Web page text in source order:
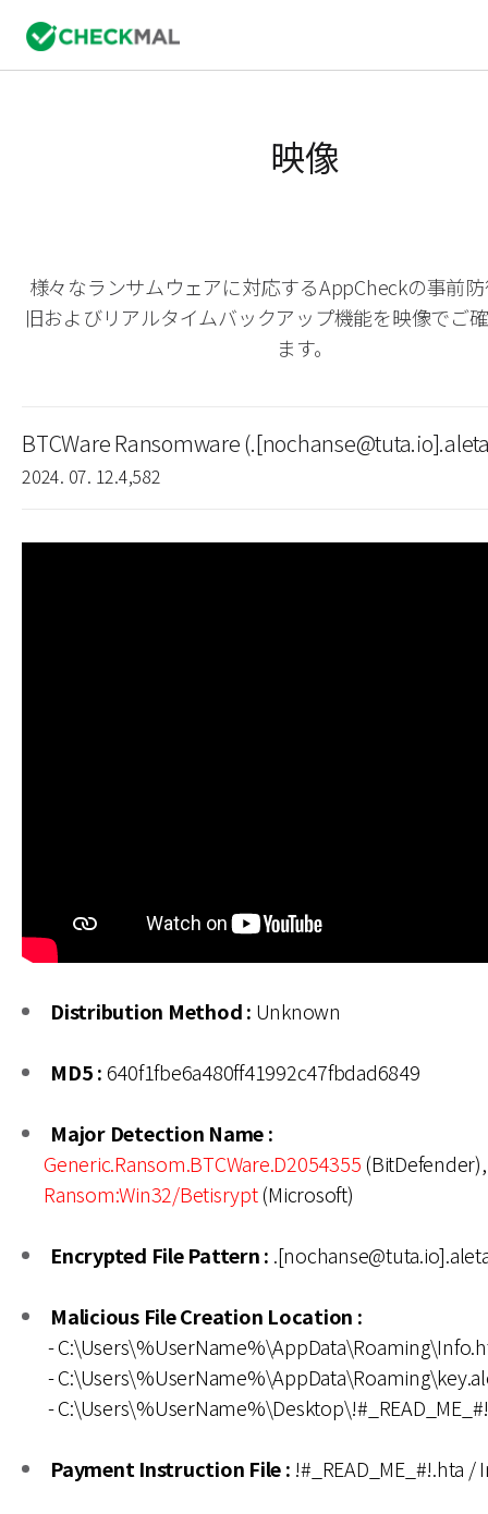
映像
様々なランサムウェアに対応するAppCheckの事前
旧およびリアルタイムバックアップ機能を映像でご
ます。
BTCWare Ransomware
2024. 07. 12.4,582
Distribution Method : Unknown
MD5 :640f1fbe6a480ff41992c47fbdad6849
Major Detection Name :
Generic.Ransom.BTCWare.D2054355(BitDefender),
Ransom:Win32/Betisrypt(Microsoft)
Encrypted File Pattern :
Malicious File Creation Location :
-
-
-
Payment Instruction File : !#_READ_ME_#!.hta /